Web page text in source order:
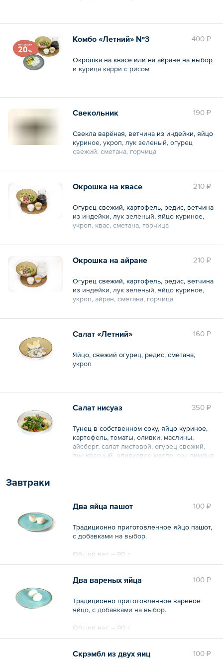
Общий вес – 350 г
400 ₽
Комбо «Летний» №3
Окрошка на квасе или на айране на выбор
и курица карри с рисом
Общий вес – 510 г
190 ₽
Свекольник
Свекла варёная, ветчина из индейки, яйцо
куриное, укроп, лук зеленый, огурец
свежий, сметана, горчица
210 ₽
Окрошка на квасе
Огурец свежий, картофель, редис, ветчина
из индейки, лук зеленый, яйцо куриное,
укроп, квас, сметана, горчица
210 ₽
Окрошка на айране
Огурец свежий, картофель, редис, ветчина
из индейки, лук зеленый, яйцо куриное,
укроп, айран, сметана, горчица
160 ₽
Салат «Летний»
Яйцо, свежий огурец, редис, сметана,
укроп
Общий вес – 160 г
350 ₽
Салат нисуаз
Тунец в собственном соку, яйцо куриное,
картофель, томаты, оливки, маслины,
айсберг, салат листовой, огурец свежий,
лук красный, оливковое масло, сок лимона
Завтраки
100 ₽
Два яйца пашот
Традиционно приготовленное яйцо пашот,
с добавками на выбор.
Общий вес – 90 г
100 ₽
Два вареных яйца
Традиционно приготовленное вареное
яйцо, с добавками на выбор.
Общий вес – 90 г
100 ₽
Скрэмбл из двух яиц